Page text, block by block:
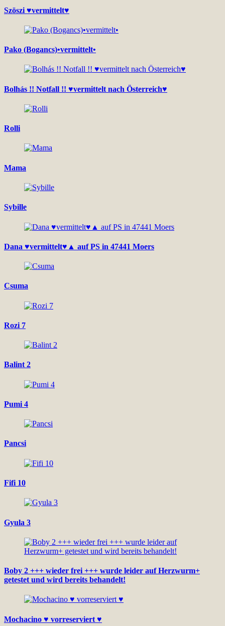
Szöszi ♥vermittelt♥
Pako (Bogancs)•vermittelt•
Bolhás !! Notfall !! ♥vermittelt nach Österreich♥
Rolli
Mama
Sybille
Dana ♥vermittelt♥▲ auf PS in 47441 Moers
Csuma
Rozi 7
Balint 2
Pumi 4
Pancsi
Fifi 10
Gyula 3
Boby 2 +++ wieder frei +++ wurde leider auf Herzwurm+
getestet und wird bereits behandelt!
Mochacino ♥ vorreserviert ♥